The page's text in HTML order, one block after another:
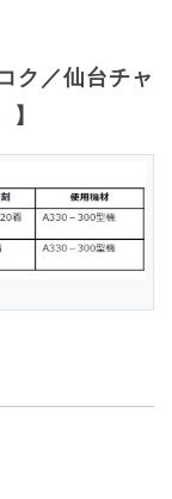
ク／仙台チャ